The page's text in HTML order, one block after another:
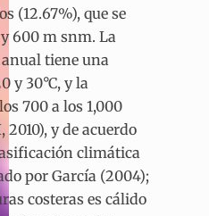
(12.67%), que se
600 m snm. La
tiene una
y 30°C, y la
700 a los 1,000
y de acuerdo
climática
por García (2004);
costeras es cálido